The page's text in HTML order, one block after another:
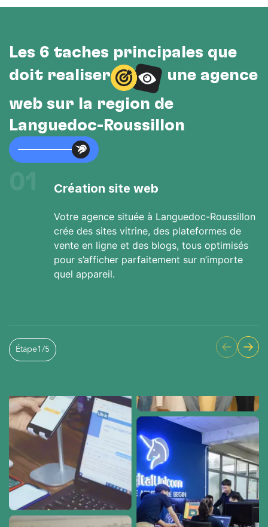
Les 6 tâches principales que
doit réaliser
une agence
web sur la région de
Languedoc-Roussillon
Création site web
Votre agence située à Languedoc-Roussillon
crée des sites vitrine, des plateformes de
vente en ligne et des blogs, tous optimisés
pour s’afficher parfaitement sur n’importe
quel appareil.
Étape1 /5